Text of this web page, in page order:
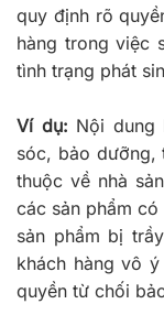
quy định rõ
hàng trong việc
tình trạng phát
Ví dụ: Nội dung
sóc, bảo dưỡng,
thuộc về nhà
các sản phẩm
sản phẩm bị
khách hàng vô
quyền từ chối